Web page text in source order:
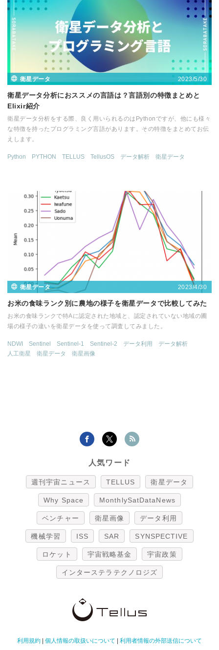
衛星データ 2023/5/30
衛星データ分析におススメの言語は？言語別の特徴まとめと
Elixir紹介
衛星データ分析をする際、良く用いられるのはPythonですが、他にも様々
な特徴を持ったプログラミング言語があります。その特徴をまとめてお伝
えします。
Python PYTHON TELLUS TellusOS データ解析 衛星データ
衛星データ 2023/4/30
お米の食味ランク別に農地の様子を衛星データで比較してみた
お米の食味ランクで特Aに認定された地域と、認定されていない地域の圃
場の様子の違いを衛星データを使って調査してみました。
NDWI Sentinel Sentinel-1 Sentinel-2 データ利用
データ解析
人工衛星
衛星データ 衛星画像
人気ワード
週刊宇宙ニュース TELLUS 衛星データ
Why Space MonthlySatDataNews
ベンチャー 衛星画像 データ利用
機械学習 ISS SAR SYNSPECTIVE
ロケット 宇宙戦略基金 宇宙政策
インターステラテクノロジズ
利用規約 個人情報の取扱いについて 利用者情報の外部送信について